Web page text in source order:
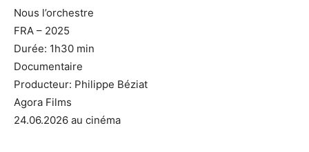
Nous l’orchestre
FRA – 2025
Durée: 1h30 min
Documentaire
Producteur: Philippe Béziat
Agora Films
24.06.2026 au cinéma